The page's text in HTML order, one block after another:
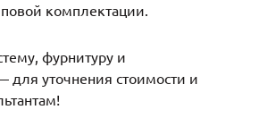
комплектации.
фурнитуру и
для уточнения стоимости и